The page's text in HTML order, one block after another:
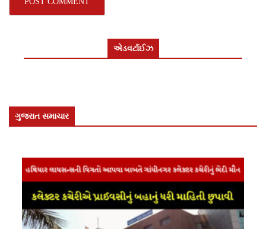
એડવર્ટાઈઝ
ગુજરાત સમાચાર